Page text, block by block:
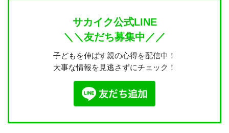
サカイク公式LINE
＼＼友だち募集中／／
子どもを伸ばす親の心得を配信中！
大事な情報を見逃さずにチェック！